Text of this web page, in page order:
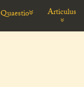
Quaestio Articulus